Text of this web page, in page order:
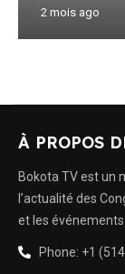
2 mois ago
À PROPOS
Bokota TV est un
l’actualité des
et les
Phone: +1